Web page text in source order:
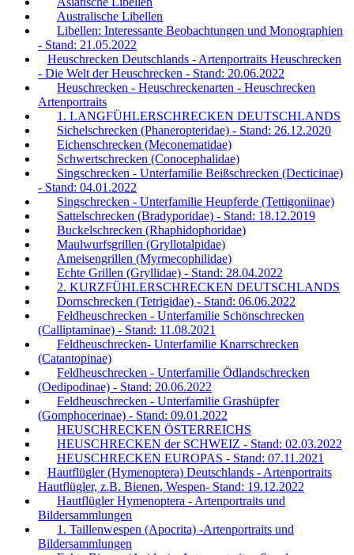
Australische Libellen
Libellen: Interessante Beobachtungen und Monographien
- Stand: 21.05.2022
Heuschrecken Deutschlands - Artenportraits Heuschrecken
- Die Welt der Heuschrecken - Stand: 20.06.2022
Heuschrecken - Heuschreckenarten - Heuschrecken
Artenportraits
1. LANGFÜHLERSCHRECKEN DEUTSCHLANDS
Sichelschrecken (Phaneropteridae) - Stand: 26.12.2020
Eichenschrecken (Meconematidae)
Schwertschrecken (Conocephalidae)
Singschrecken - Unterfamilie Beißschrecken (Decticinae)
- Stand: 04.01.2022
Singschrecken - Unterfamilie Heupferde (Tettigoniinae)
Sattelschrecken (Bradyporidae) - Stand: 18.12.2019
Buckelschrecken (Rhaphidophoridae)
Maulwurfsgrillen (Gryllotalpidae)
Ameisengrillen (Myrmecophilidae)
Echte Grillen (Gryllidae) - Stand: 28.04.2022
2. KURZFÜHLERSCHRECKEN DEUTSCHLANDS
Dornschrecken (Tetrigidae) - Stand: 06.06.2022
Feldheuschrecken - Unterfamilie Schönschrecken
(Calliptaminae) - Stand: 11.08.2021
Feldheuschrecken- Unterfamilie Knarrschrecken
(Catantopinae)
Feldheuschrecken - Unterfamilie Ödlandschrecken
(Oedipodinae) - Stand: 20.06.2022
Feldheuschrecken - Unterfamilie Grashüpfer
(Gomphocerinae) - Stand: 09.01.2022
HEUSCHRECKEN ÖSTERREICHS
HEUSCHRECKEN der SCHWEIZ - Stand: 02.03.2022
HEUSCHRECKEN EUROPAS - Stand: 07.11.2021
Hautflügler (Hymenoptera) Deutschlands - Artenportraits
Hautflügler, z.B. Bienen, Wespen- Stand: 19.12.2022
Hautflügler Hymenoptera - Artenportraits und
Bildersammlungen
1. Taillenwespen (Apocrita) -Artenportraits und
Bildersammlungen